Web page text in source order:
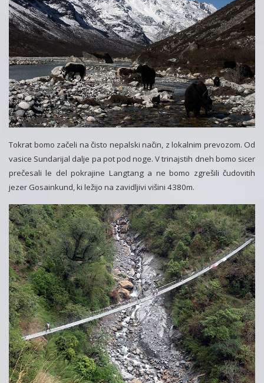
Tokrat bomo začeli na čisto nepalski način, z lokalnim prevozom. Od
vasice Sundarijal dalje pa pot pod noge. V trinajstih dneh bomo sicer
prečesali le del pokrajine Langtang a ne bomo zgrešili čudovitih
jezer Gosainkund, ki ležijo na zavidljivi višini 4380m.